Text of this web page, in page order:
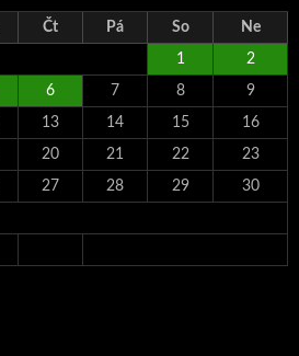
Čt Pá So Ne
1 2
6 7 8 9
13 14 15 16
20 21 22 23
27 28 29 30